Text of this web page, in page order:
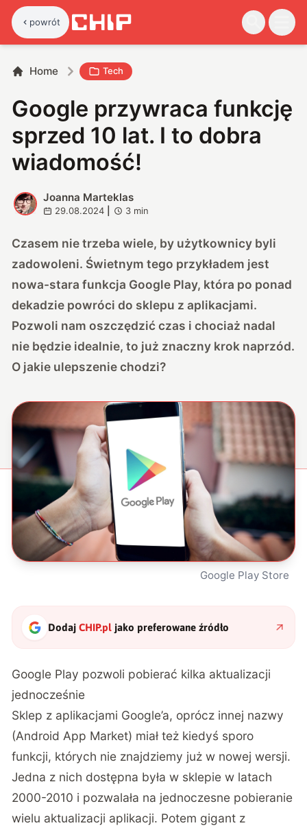
powrót
Home Tech
Google przywraca funkcję
sprzed 10 lat. I to dobra
wiadomość!
J
Joanna Marteklas
29.08.2024 3 min
Czasem nie trzeba wiele, by użytkownicy byli
zadowoleni. Świetnym tego przykładem jest
nowa-stara funkcja Google Play, która po ponad
dekadzie powróci do sklepu z aplikacjami.
Pozwoli nam oszczędzić czas i chociaż nadal
nie będzie idealnie, to już znaczny krok naprzód.
O jakie ulepszenie chodzi?
Google Play Store
DodajCHIP.pl jako preferowane źródło
Google Play pozwoli pobierać kilka aktualizacji
jednocześnie
Sklep z aplikacjami Google’a, oprócz innej nazwy
(Android App Market) miał też kiedyś sporo
funkcji, których nie znajdziemy już w nowej wersji.
Jedna z nich dostępna była w sklepie w latach
2000-2010 i pozwalała na jednoczesne pobieranie
wielu aktualizacji aplikacji. Potem gigant z